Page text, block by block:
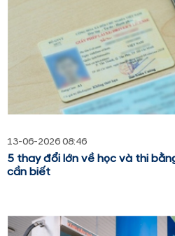
13-06-2026 08:46
5 thay đổi lớn về học và thi
cần biết